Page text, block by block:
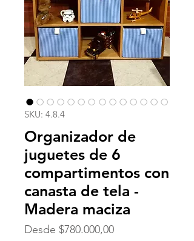
SKU: 4.8.4
Organizador de
juguetes de 6
compartimentos con
canasta de tela -
Madera maciza
Desde $780.000,00Precio